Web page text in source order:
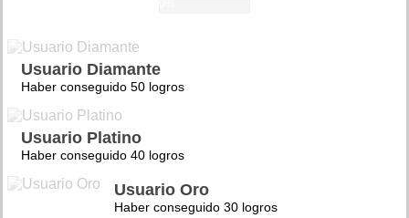
Usuario Diamante
Haber conseguido 50 logros
Usuario Platino
Haber conseguido 40 logros
Usuario Oro
Haber conseguido 30 logros